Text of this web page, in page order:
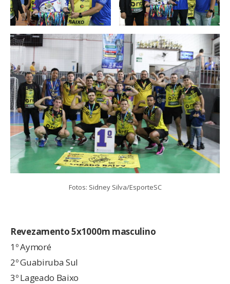
Fotos: Sidney Silva/EsporteSC
Revezamento 5x1000m masculino
1º Aymoré
2º Guabiruba Sul
3º Lageado Baixo